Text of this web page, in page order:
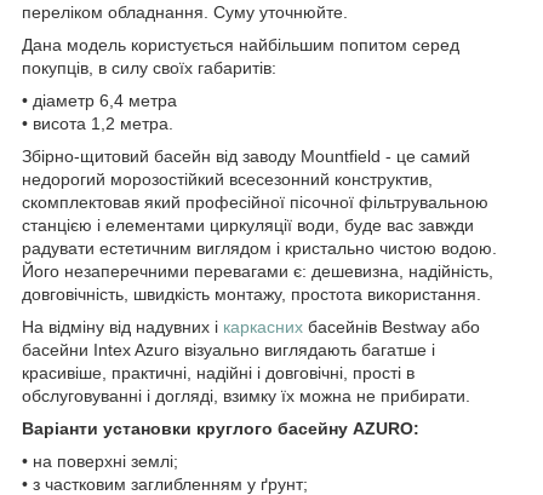
переліком обладнання. Суму уточнюйте.
Дана модель користується найбільшим попитом серед
покупців, в силу своїх габаритів:
• діаметр 6,4 метра
• висота 1,2 метра.
Збірно-щитовий басейн від заводу Mountfield - це самий
недорогий морозостійкий всесезонний конструктив,
скомплектовав який професійної пісочної фільтрувальною
станцією і елементами циркуляції води, буде вас завжди
радувати естетичним виглядом і кристально чистою водою.
Його незаперечними перевагами є: дешевизна, надійність,
довговічність, швидкість монтажу, простота використання.
На відміну від надувних і каркасних басейнів Bestway або
басейни Intex Azuro візуально виглядають багатше і
красивіше, практичні, надійні і довговічні, прості в
обслуговуванні і догляді, взимку їх можна не прибирати.
Варіанти установки круглого басейну AZURO:
• на поверхні землі;
• з частковим заглибленням у ґрунт;